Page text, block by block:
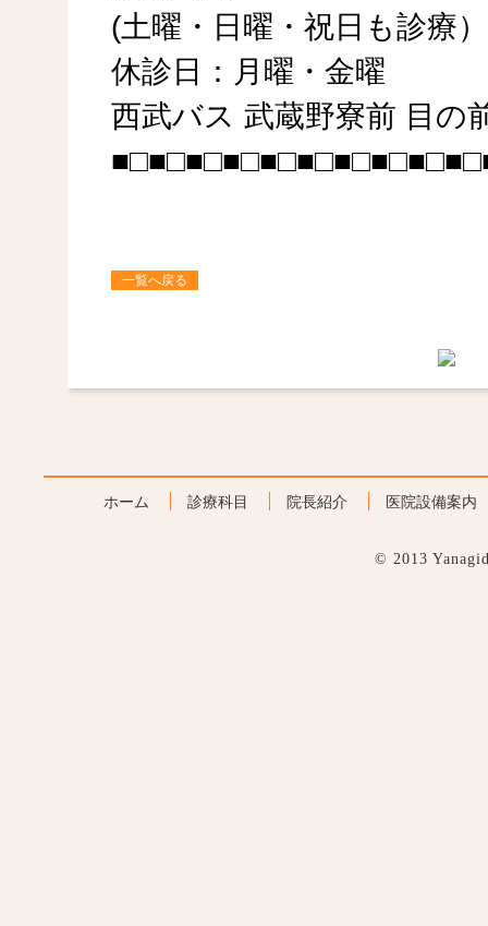
(土曜・日曜・祝日も診療）
休診日：月曜・金曜
西武バス 武蔵野寮前 目の
一覧へ戻る
ホーム 診療科目 院長紹介 医院設備案内
© 2013